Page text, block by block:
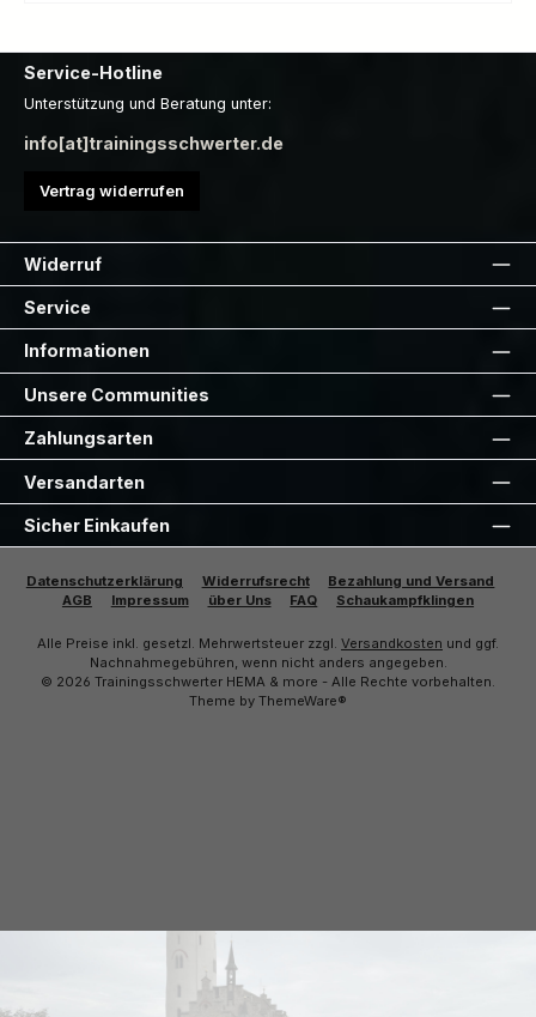
Service-Hotline
Unterstützung und Beratung unter:
info[at]trainingsschwerter.de
Vertrag widerrufen
Widerruf
Service
Informationen
Unsere Communities
Zahlungsarten
Versandarten
Sicher Einkaufen
Datenschutzerklärung Widerrufsrecht
Bezahlung und Versand
AGB
Impressum über Uns FAQ Schaukampfklingen
Alle Preise inkl. gesetzl. Mehrwertsteuer zzgl. Versandkosten und ggf.
Nachnahmegebühren, wenn nicht anders angegeben.
© 2026 Trainingsschwerter HEMA & more - Alle Rechte vorbehalten.
Theme by ThemeWare®